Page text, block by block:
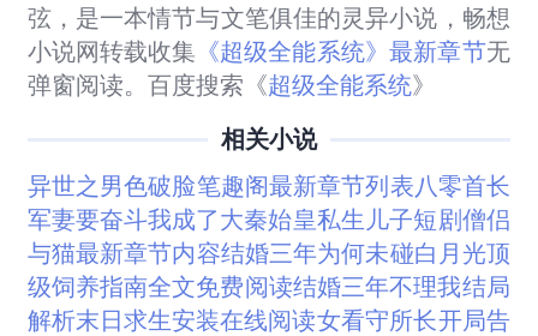
弦，是一本情节与文笔俱佳的灵异小说，畅想
小说网转载收集 《超级全能系统》最新章节无
弹窗阅读。百度搜索《超级全能系统》
相关小说
异世之男色破脸笔趣阁最新章节列表八零首长
军妻要奋斗我成了大秦始皇私生儿子短剧僧侣
与猫最新章节内容结婚三年为何未碰白月光顶
级饲养指南全文免费阅读结婚三年不理我结局
解析末日求生安装在线阅读女看守所长开局告